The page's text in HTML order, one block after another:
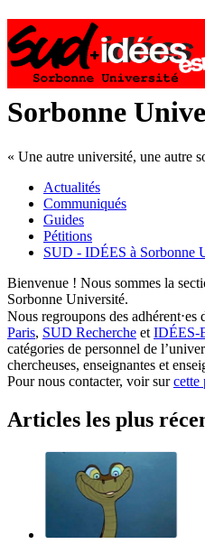
Sorbonne
« Une autre université, une autre
Actualités
Communiqués
Guides
Pétitions
SUD - IDÉES à Sorbonne
Bienvenue ! Nous sommes la
Sorbonne Université.
Nous regroupons des adhérent⋅es
Paris, SUD Recherche et IDÉES-
catégories de personnel de
chercheuses, enseignantes et
Pour nous contacter, voir surcette
Articles les plus